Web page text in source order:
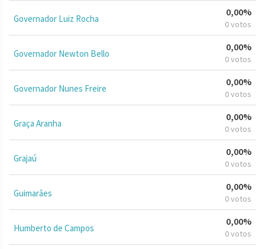
Governador Luiz Rocha
0,00%
0 votos
Governador Newton Bello
0,00%
0 votos
Governador Nunes Freire
0,00%
0 votos
Graça Aranha
0,00%
0 votos
Grajaú
0,00%
0 votos
Guimarães
0,00%
0 votos
Humberto de Campos
0,00%
0 votos